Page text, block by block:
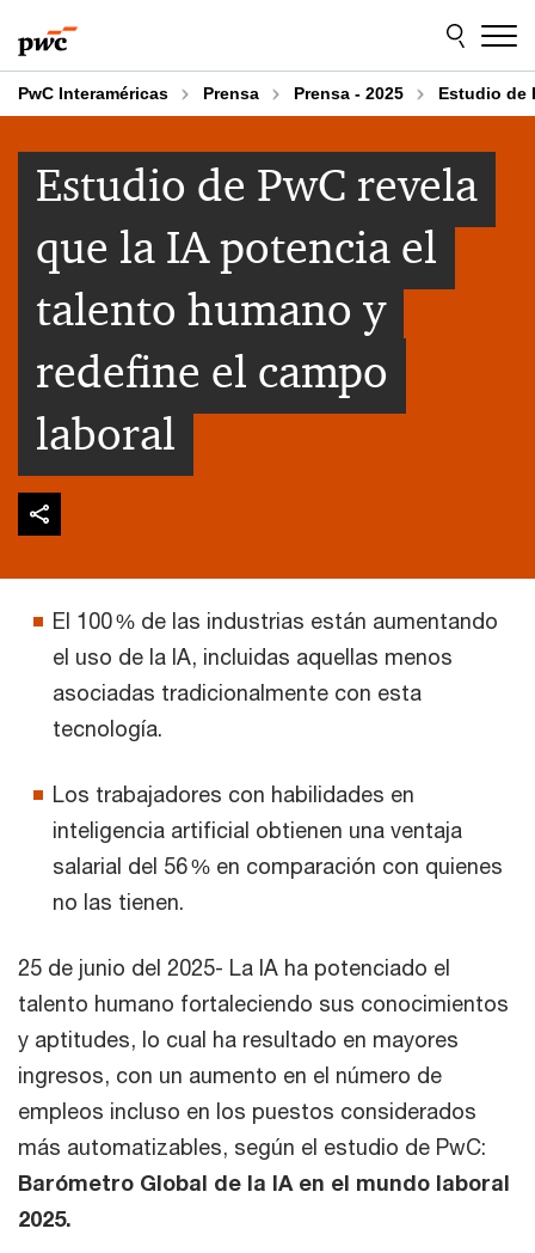
to
content
to
footer
PwC Interaméricas Prensa Prensa - 2025 Estudio de
Estudio de PwC revela
que la IA potencia el
talento humano y
redefine el campo
laboral
El 100 % de las industrias están aumentando
el uso de la IA, incluidas aquellas menos
asociadas tradicionalmente con esta
tecnología.
Los trabajadores con habilidades en
inteligencia artificial obtienen una ventaja
salarial del 56 % en comparación con quienes
no las tienen.
25 de junio del 2025- La IA ha potenciado el
talento humano fortaleciendo sus conocimientos
y aptitudes, lo cual ha resultado en mayores
ingresos, con un aumento en el número de
empleos incluso en los puestos considerados
más automatizables, según el estudio de PwC:
Barómetro Global de la IA en el mundo laboral
2025.